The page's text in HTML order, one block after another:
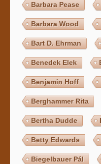
Barbara Pease
Barbara Wood
Bart D. Ehrman
Benedek Elek
Benjamin Hoff
Berghammer Rita
Bertha Dudde
Betty Edwards
Biegelbauer Pál